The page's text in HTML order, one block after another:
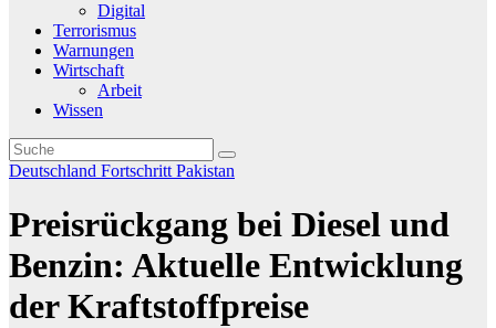
Digital
Terrorismus
Warnungen
Wirtschaft
Arbeit
Wissen
Deutschland Fortschritt Pakistan
Preisrückgang bei Diesel und
Benzin: Aktuelle Entwicklung
der Kraftstoffpreise